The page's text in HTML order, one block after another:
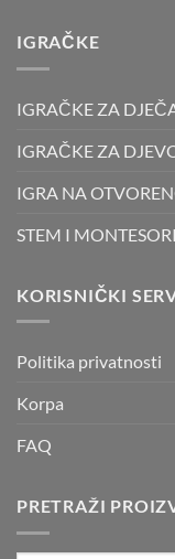
IGRAČKE
IGRAČKE ZA
IGRAČKE ZA
IGRA NA
STEM I MONTESORI
KORISNIČKI
Politika privatnosti
Korpa
FAQ
PRETRAŽI